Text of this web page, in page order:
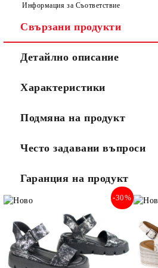
Ние ще се свържем с вас в рамките на
Информация за Съответствие
Свързани продукти
Детайлно описание
Характеристики
Подмяна на продукт
Често задавани въпроси
Гаранция на продукт
-30%